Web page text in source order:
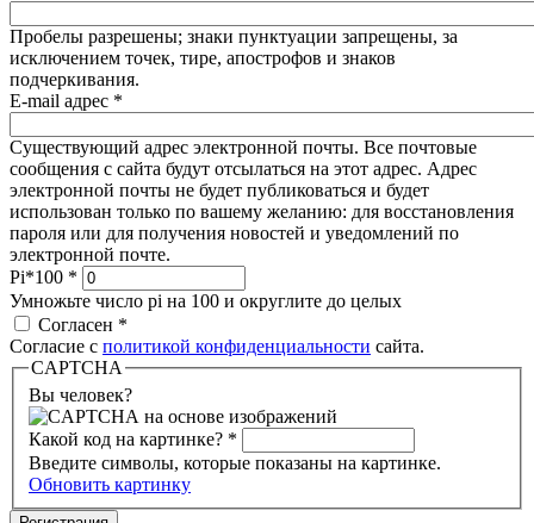
Пробелы разрешены; знаки пунктуации запрещены, за
исключением точек, тире, апострофов и знаков
подчеркивания.
E-mail адрес *
Существующий адрес электронной почты. Все почтовые
сообщения с сайта будут отсылаться на этот адрес. Адрес
электронной почты не будет публиковаться и будет
использован только по вашему желанию: для восстановления
пароля или для получения новостей и уведомлений по
электронной почте.
Pi*100 *
Умножьте число pi на 100 и округлите до целых
Согласен *
Согласие с политикой конфиденциальности сайта.
CAPTCHA
Вы человек?
Какой код на картинке? *
Введите символы, которые показаны на картинке.
Обновить картинку